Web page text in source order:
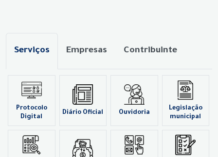
Serviços Empresas Contribuinte
Protocolo
Digital
Diário Oficial Ouvidoria
Legislação
municipal